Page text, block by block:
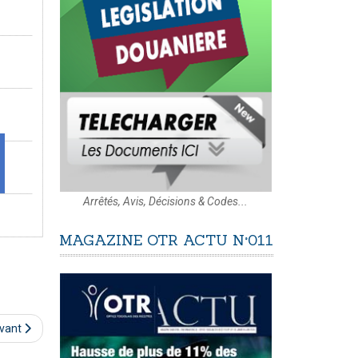
Arrêtés, Avis, Décisions & Codes...
MAGAZINE OTR ACTU N°011